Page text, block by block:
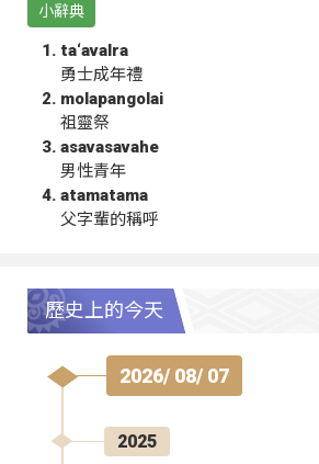
小辭典
ta‘avalra
勇士成年禮
molapangolai
祖靈祭
asavasavahe
男性青年
atamatama
父字輩的稱呼
歷史上的今天
2026/ 08/ 07
2025